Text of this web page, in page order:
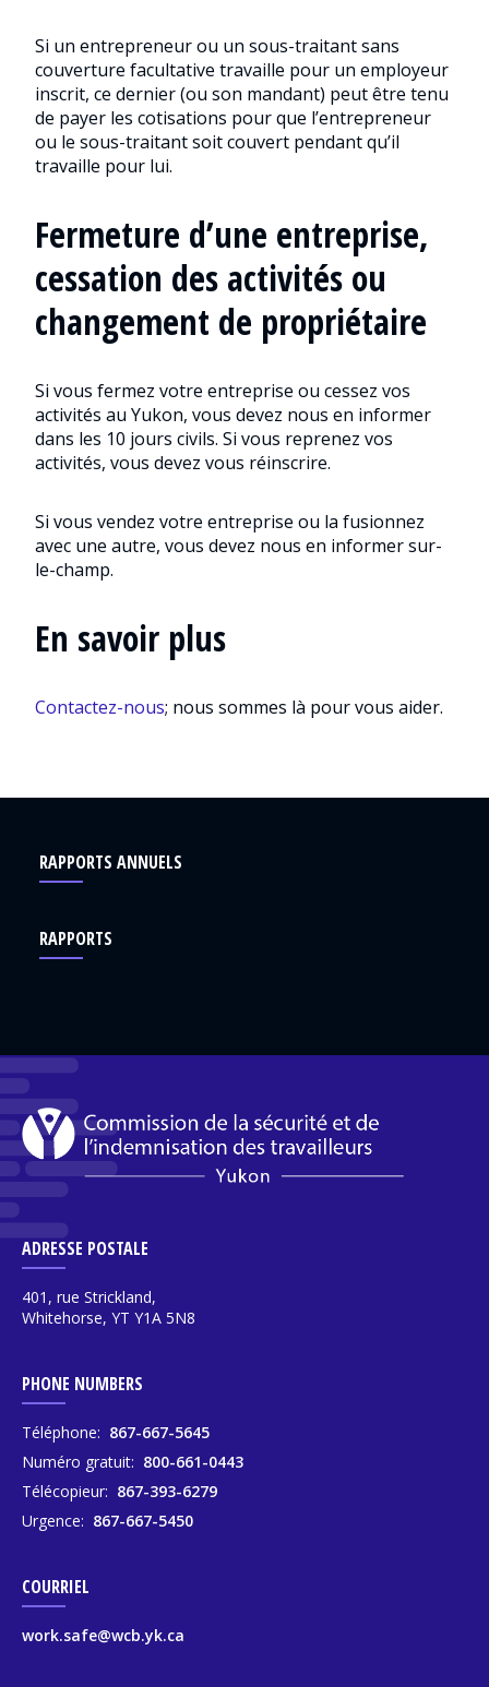
Si un entrepreneur ou un sous-traitant sans
couverture facultative travaille pour un employeur
inscrit, ce dernier (ou son mandant) peut être tenu
de payer les cotisations pour que l’entrepreneur
ou le sous-traitant soit couvert pendant qu’il
travaille pour lui.
Fermeture d’une entreprise,
cessation des activités ou
changement de propriétaire
Si vous fermez votre entreprise ou cessez vos
activités au Yukon, vous devez nous en informer
dans les 10 jours civils. Si vous reprenez vos
activités, vous devez vous réinscrire.
Si vous vendez votre entreprise ou la fusionnez
avec une autre, vous devez nous en informer sur-
le-champ.
En savoir plus
Contactez-nous; nous sommes là pour vous aider.
ADRESSE POSTALE
401, rue Strickland,
Whitehorse, YT Y1A 5N8
PHONE NUMBERS
Téléphone: 867-667-5645
Numéro gratuit: 800-661-0443
Télécopieur: 867-393-6279
Urgence: 867-667-5450
COURRIEL
work.safe@wcb.yk.ca
RAPPORTS ANNUELS
RAPPORTS